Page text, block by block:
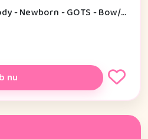
Konges Sløjd Minnie Body - Newborn - GOTS - Bow/Bleu
nu